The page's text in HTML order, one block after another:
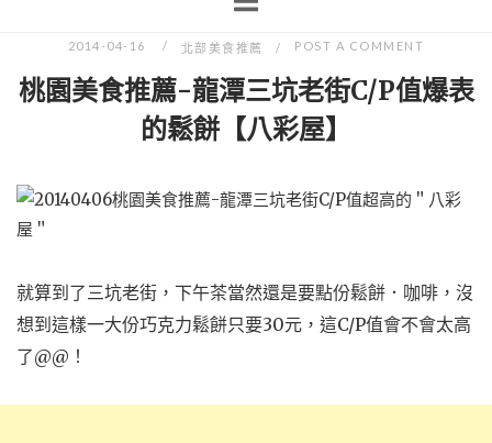
2014-04-16 北部美食推薦 POST A COMMENT
桃園美食推薦-龍潭三坑老街C/P值爆表
的鬆餅【八彩屋】
就算到了三坑老街，下午茶當然還是要點份鬆餅．咖啡，沒
想到這樣一大份巧克力鬆餅只要30元，這C/P值會不會太高
了@@！